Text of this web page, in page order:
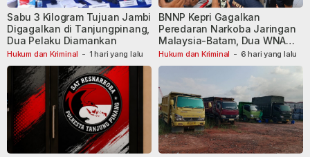
Hukum dan Kriminal - 1 hari yang lalu
Sabu 3 Kilogram Tujuan Jambi
Digagalkan di Tanjungpinang,
Dua Pelaku Diamankan
Hukum dan Kriminal - 6 hari yang lalu
BNNP Kepri Gagalkan
Peredaran Narkoba Jaringan
Malaysia-Batam, Dua WNA
Masih Diburu